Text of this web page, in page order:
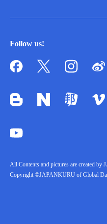
Follow us!
All Contents and pictures are created
Copyright ©JAPANKURU of Global